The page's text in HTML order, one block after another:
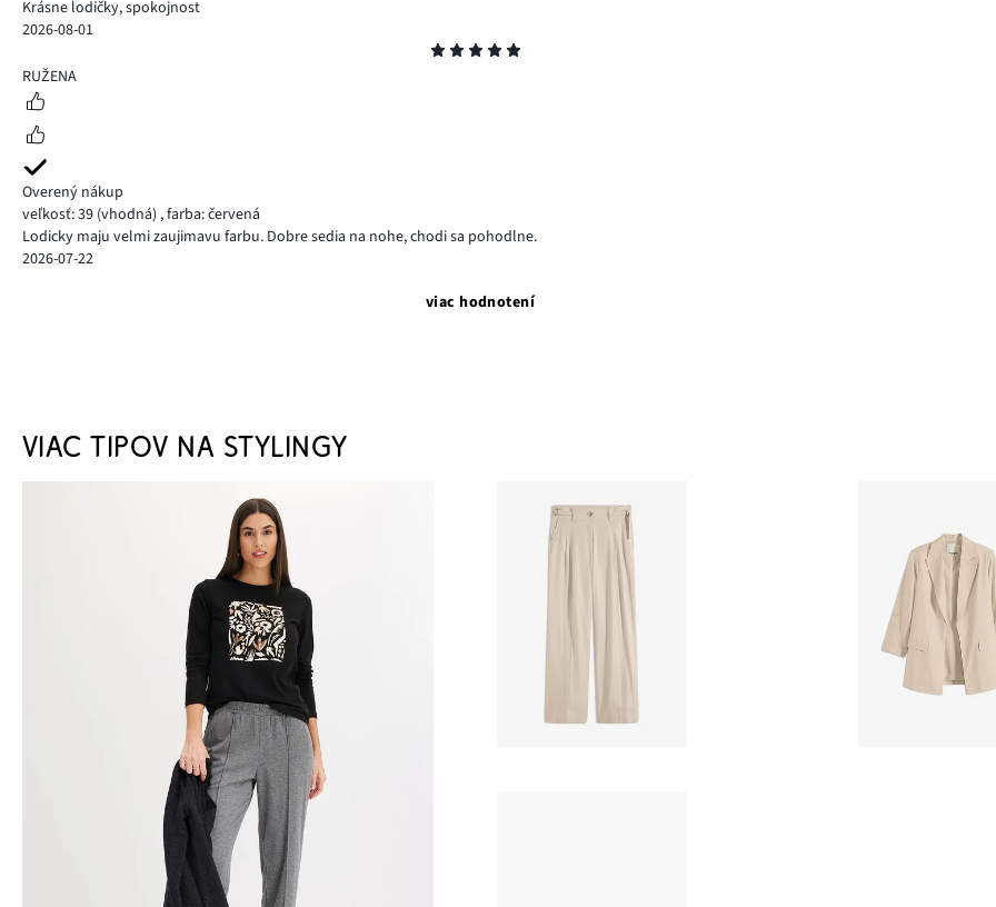
Krásne lodičky, spokojnost
2026-08-01
5
RUŽENA
Overený nákup
veľkosť: 39 (vhodná) ,farba: červená
Lodicky maju velmi zaujimavu farbu. Dobre sedia na nohe, chodi sa pohodlne.
2026-07-22
viac hodnotení
VIAC TIPOV NA STYLINGY